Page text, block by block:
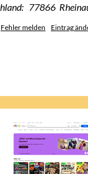
77866
Fehler melden Eintrag